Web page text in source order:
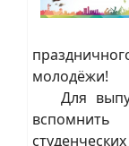
молодёжи!
Для